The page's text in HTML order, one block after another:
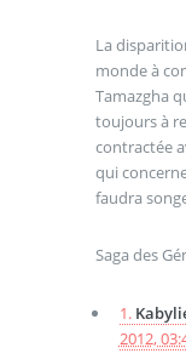
La
monde à
Tamazgha
toujours à
contractée
qui
faudra
Saga des
1.
2012,